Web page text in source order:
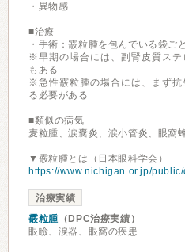
・異物感
■治療
・手術：霰粒腫を包んでいる袋ご
※早期の場合には、副腎皮質ステ
もある
※急性霰粒腫の場合には、まず
る必要がある
■類似の病気
麦粒腫、涙嚢炎、涙小管炎、眼
▼霰粒腫とは（日本眼科学会）
https://www.nichigan.or.jp/
治療実績
霰粒腫（DPC治療実績）
眼瞼、涙器、眼窩の疾患